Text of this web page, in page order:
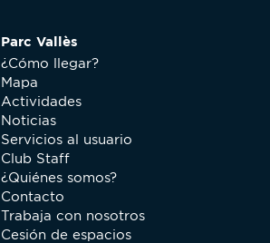
Parc Vallès
¿Cómo llegar?
Mapa
Actividades
Noticias
Servicios al usuario
Club Staff
¿Quiénes somos?
Contacto
Trabaja con nosotros
Cesión de espacios